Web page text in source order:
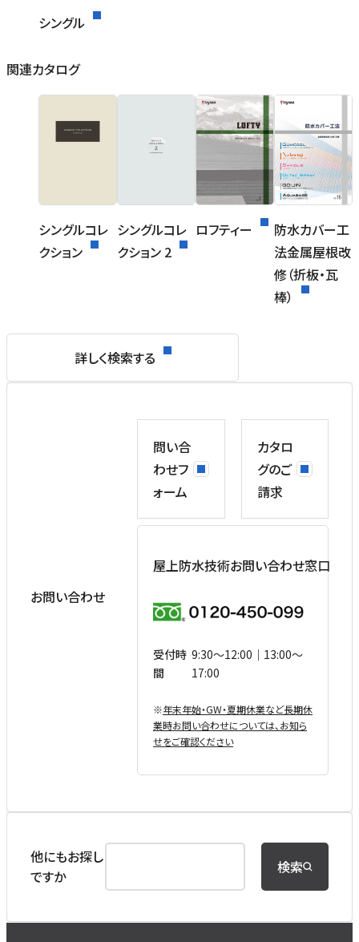
シングル
関連カタログ
シングルコレ
クション
シングルコレ
クション 2
ロフティー
防水カバー工
法金属屋根改
修（折板・瓦
棒）
詳しく検索する
お問い合わせ
問い合
わせフ
ォーム
カタロ
グのご
請求
屋上防水技術お問い合わせ窓口
受付時
間
9:30〜12:00｜13:00〜
17:00
※年末年始・GW・夏期休業など⻑期休
業時お問い合わせについては、お知ら
せをご確認ください
他にもお探し
ですか
検索